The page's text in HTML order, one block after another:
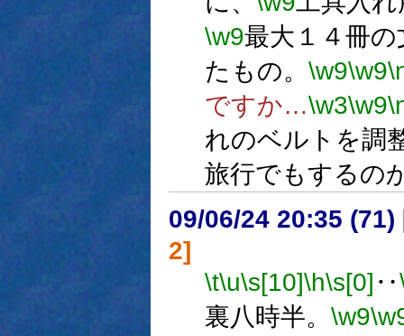
\w9最大１４冊
たもの。 \w9\w9
ですか…\w3\w9
れのベルトを調
旅行でもするの
09/06/24 20:35 (71)
2]
\t\u\s[10]\h\s[0] ‥
裏八時半。 \w9